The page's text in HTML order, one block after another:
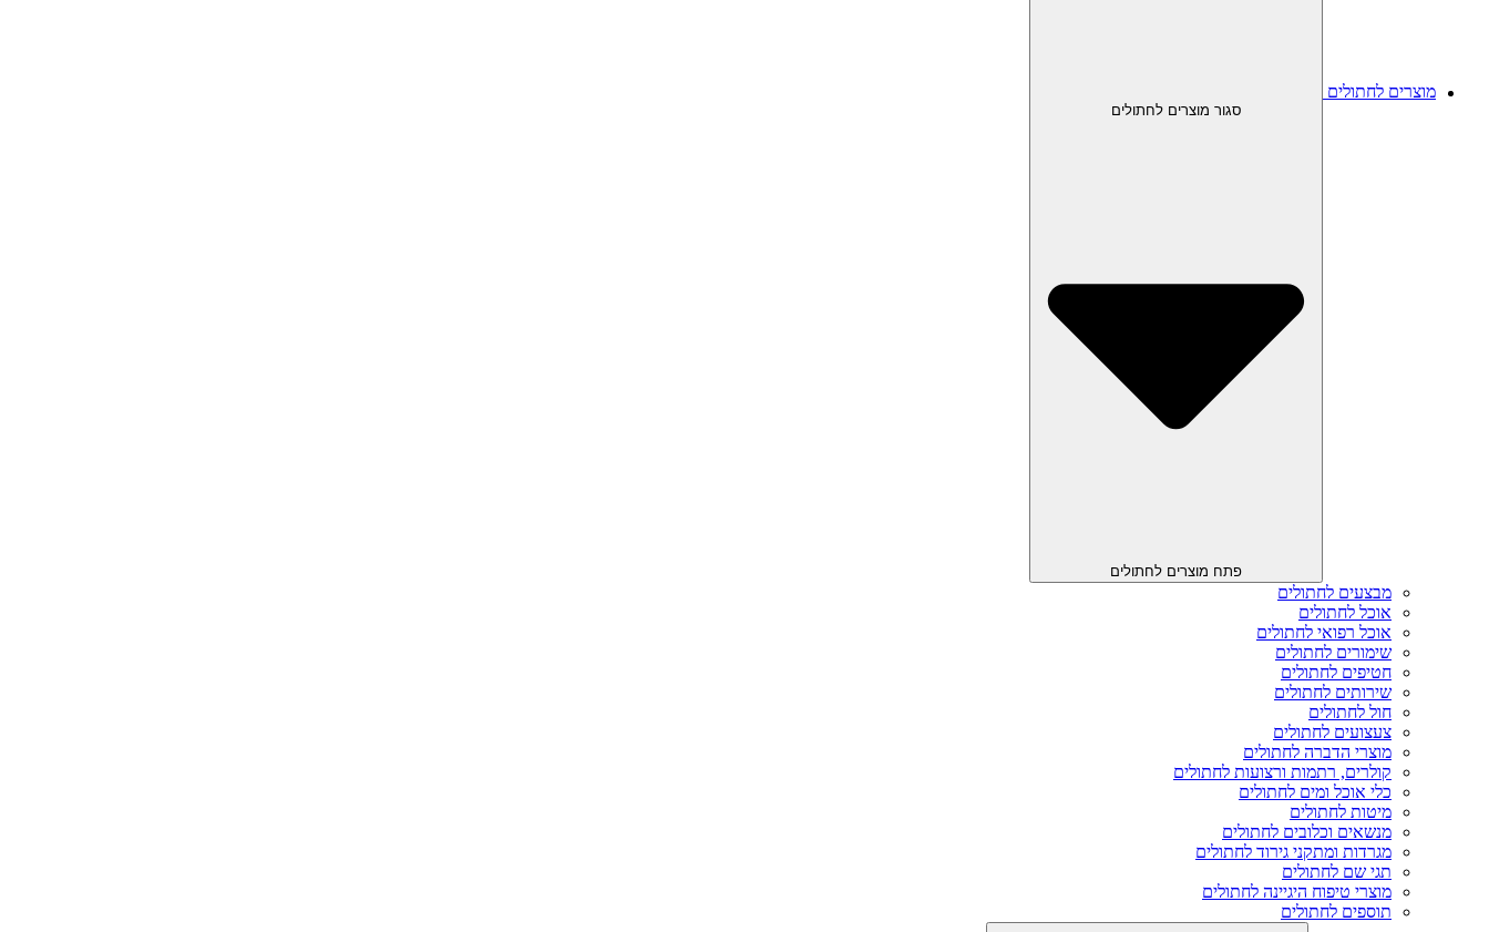
מוצרים לחתולים
סגור מוצרים לחתולים
פתח מוצרים לחתולים
מבצעים לחתולים
אוכל לחתולים
אוכל רפואי לחתולים
שימורים לחתולים
חטיפים לחתולים
שירותים לחתולים
חול לחתולים
צעצועים לחתולים
מוצרי הדברה לחתולים
קולרים, רתמות ורצועות לחתולים
כלי אוכל ומים לחתולים
מיטות לחתולים
מנשאים וכלובים לחתולים
מגרדות ומתקני גירוד לחתולים
תגי שם לחתולים
מוצרי טיפוח היגיינה לחתולים
תוספים לחתולים